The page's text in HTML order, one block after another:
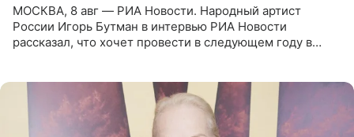
МОСКВА, 8 авг — РИА Новости. Народный артист
России Игорь Бутман в интервью РИА Новости
рассказал, что хочет провести в следующем году в